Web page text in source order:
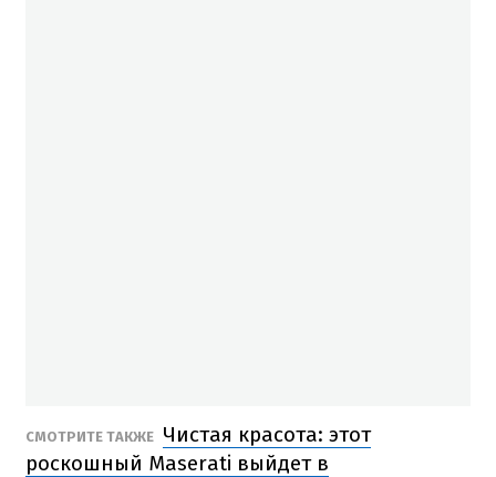
СМОТРИТЕ ТАКЖЕ Чистая красота: этот
роскошный Maserati выйдет в